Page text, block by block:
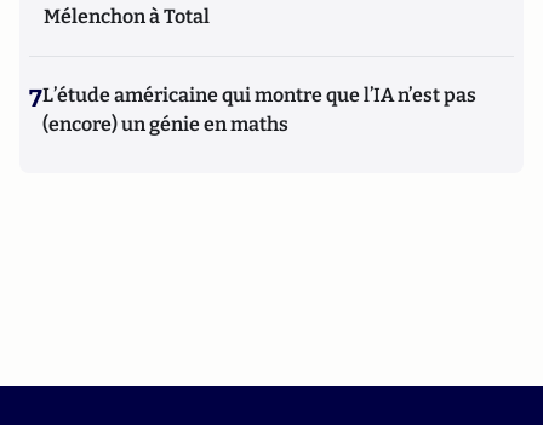
Mélenchon à Total
7L’étude américaine qui montre que l’IA n’est pas
(encore) un génie en maths